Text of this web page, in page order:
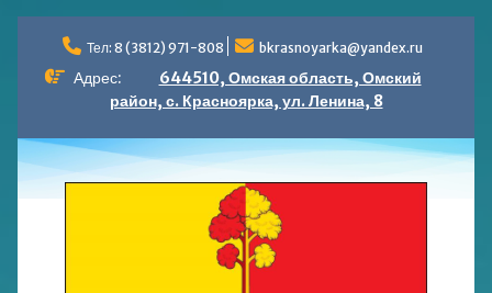
содержимому
Тел: 8 (3812) 971-808 bkrasnoyarka@yandex.ru
Адрес:
644510, Омская область, Омский
район, с. Красноярка, ул. Ленина, 8